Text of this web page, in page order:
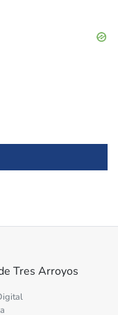
Tres Arroyos